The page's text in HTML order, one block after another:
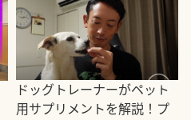
ドッグトレーナーがペット
用サプリメントを解説！プ